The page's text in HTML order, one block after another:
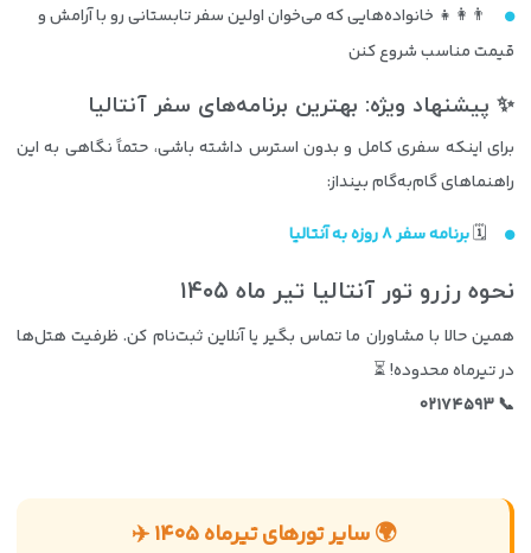
👨‍👩‍👧 خانواده‌هایی که می‌خوان اولین سفر تابستانی رو با آرامش و
قیمت مناسب شروع کنن
✨ پیشنهاد ویژه: بهترین برنامه‌های سفر آنتالیا
برای اینکه سفری کامل و بدون استرس داشته باشی، حتماً نگاهی به این
راهنماهای گام‌به‌گام بینداز:
🗓️برنامه سفر ۸ روزه به آنتالیا
نحوه رزرو تور آنتالیا تیر ماه ۱۴۰۵
همین حالا با مشاوران ما تماس بگیر یا آنلاین ثبت‌نام کن. ظرفیت هتل‌ها
در تیرماه محدوده! ⏳
📞 ۰۲۱۷۴۵۹۳
🌍 سایر تورهای تیرماه ۱۴۰۵ ✈️